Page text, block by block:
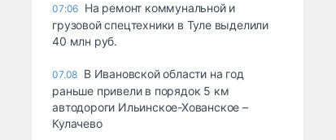
07:06 На ремонт коммунальной и
грузовой спецтехники в Туле выделили
40 млн руб.
07.08 В Ивановской области на год
раньше привели в порядок 5 км
автодороги Ильинское-Хованское –
Кулачево